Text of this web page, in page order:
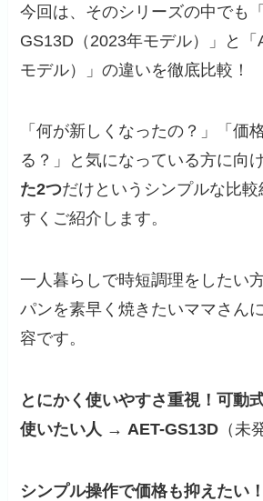
今回は、そのシリーズの中でも
GS13D（2023年モデル）」と「
モデル）」の違いを徹底比較！
「何が新しくなったの？」「価
る？」と気になっている方に向
た2つだけというシンプルな比
すくご紹介します。
一人暮らしで時短調理をしたい
パンを素早く焼きたいママさん
容です。
とにかく使いやすさ重視！可動
使いたい人 → AET-GS13D （未
シンプル操作で価格も抑えたい